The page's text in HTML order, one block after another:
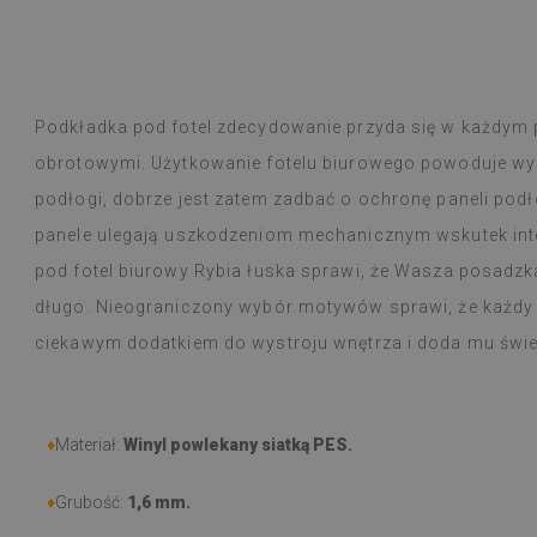
Podkładka pod fotel zdecydowanie przyda się w
obrotowymi. Użytkowanie fotelu biurowego powoduje
podłogi, dobrze jest zatem zadbać o ochronę paneli
panele ulegają uszkodzeniom mechanicznym wskutek
pod fotel biurowy Rybia łuska sprawi, że Wasza
długo. Nieograniczony wybór motywów sprawi, że
ciekawym dodatkiem do wystroju wnętrza i doda mu
♦Materiał: Winyl powlekany siatką PES.
♦Grubość: 1,6 mm.
Płytki
ogromny
wyborem
Produkt dotarł
informacją,
trudności a
Jestem
taka cienka
W użytkowaniu
Czytaj więcej
Beatrycze
1 rok